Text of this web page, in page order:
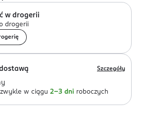
w drogerii
drogerii
Szczegóły
zwykle w ciągu 2-3 dni roboczych